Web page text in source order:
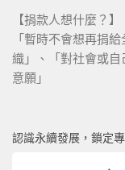
【捐款人想什麼？
「暫時不會想再捐
織」、「對社會或
意願」
認識永續發展，鎖定專